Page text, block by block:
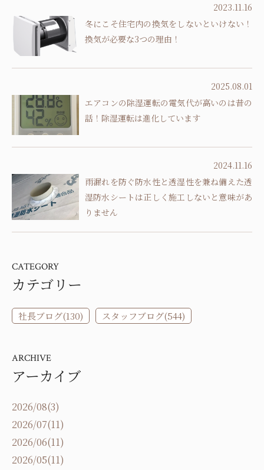
2023.11.16
冬にこそ住宅内の換気をしないといけない！
換気が必要な3つの理由！
2025.08.01
エアコンの除湿運転の電気代が高いのは昔の
話！除湿運転は進化しています
2024.11.16
雨漏れを防ぐ防水性と透湿性を兼ね備えた透
湿防水シートは正しく施工しないと意味があ
りません
CATEGORY
カテゴリー
社長ブログ(130) スタッフブログ(544)
ARCHIVE
アーカイブ
2026/08(3)
2026/07(11)
2026/06(11)
2026/05(11)